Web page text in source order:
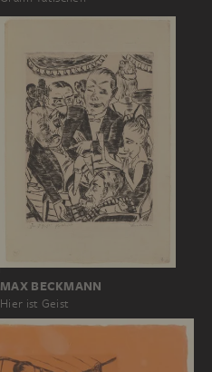
MAX BECKMANN
Hier ist Geist